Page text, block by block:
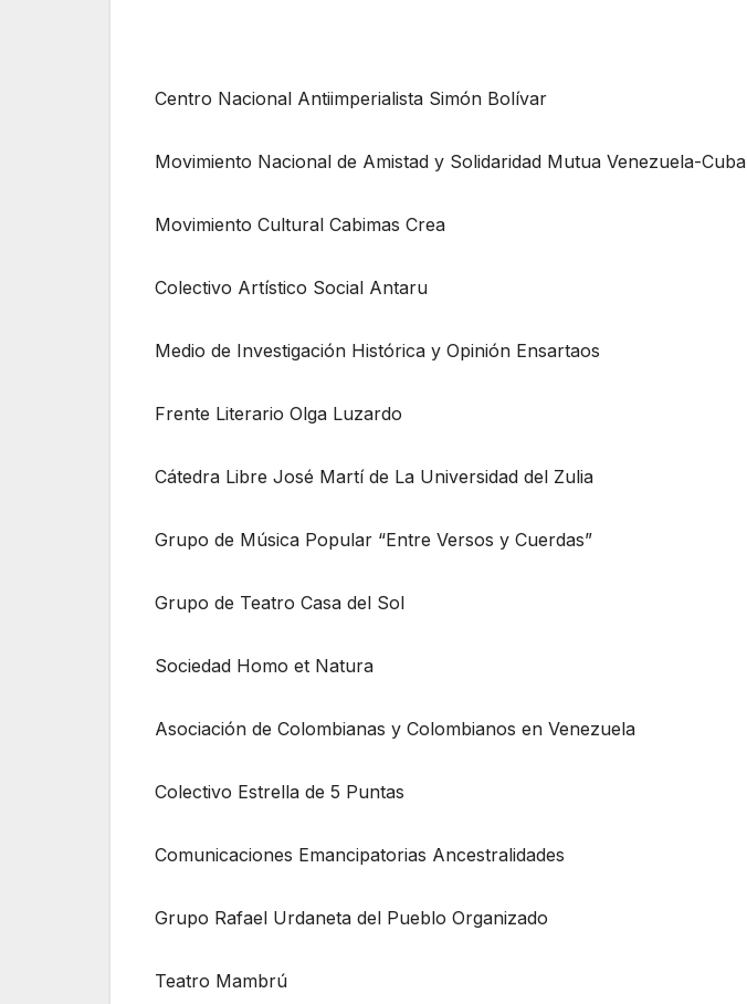
Centro Nacional Antiimperialista Simón Bolívar
Movimiento Nacional de Amistad y Solidaridad Mutua Venezuela-Cuba
Movimiento Cultural Cabimas Crea
Colectivo Artístico Social Antaru
Medio de Investigación Histórica y Opinión Ensartaos
Frente Literario Olga Luzardo
Cátedra Libre José Martí de La Universidad del Zulia
Grupo de Música Popular “Entre Versos y Cuerdas”
Grupo de Teatro Casa del Sol
Sociedad Homo et Natura
Asociación de Colombianas y Colombianos en Venezuela
Colectivo Estrella de 5 Puntas
Comunicaciones Emancipatorias Ancestralidades
Grupo Rafael Urdaneta del Pueblo Organizado
Teatro Mambrú